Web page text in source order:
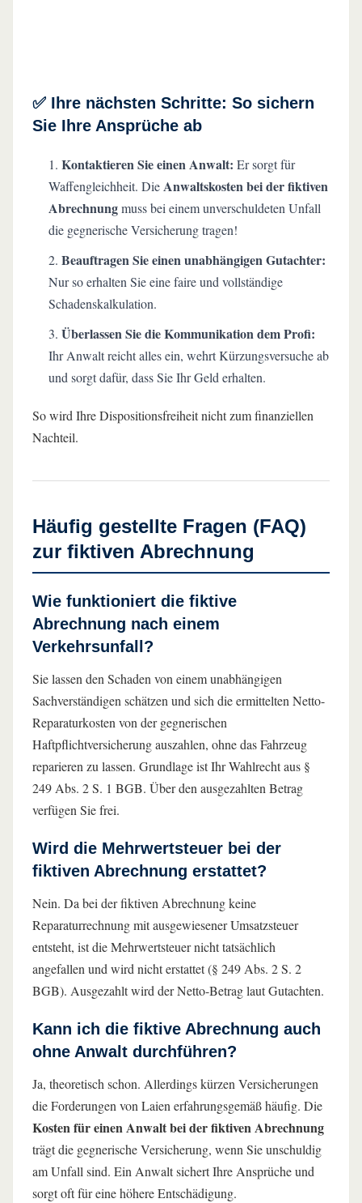
✅ Ihre nächsten Schritte: So sichern
Sie Ihre Ansprüche ab
Kontaktieren Sie einen Anwalt: Er sorgt für
Waffengleichheit. DieAnwaltskosten bei der fiktiven
Abrechnungmuss bei einem unverschuldeten Unfall
die gegnerische Versicherung tragen!
Beauftragen Sie einen unabhängigen Gutachter:
Nur so erhalten Sie eine faire und vollständige
Schadenskalkulation.
Überlassen Sie die Kommunikation dem Profi:
Ihr Anwalt reicht alles ein, wehrt Kürzungsversuche ab
und sorgt dafür, dass Sie Ihr Geld erhalten.
So wird Ihre Dispositionsfreiheit nicht zum finanziellen
Nachteil.
Häufig gestellte Fragen (FAQ)
zur fiktiven Abrechnung
Wie funktioniert die fiktive
Abrechnung nach einem
Verkehrsunfall?
Sie lassen den Schaden von einem unabhängigen
Sachverständigen schätzen und sich die ermittelten Netto-
Reparaturkosten von der gegnerischen
Haftpflichtversicherung auszahlen, ohne das Fahrzeug
reparieren zu lassen. Grundlage ist Ihr Wahlrecht aus §
249 Abs. 2 S. 1 BGB. Über den ausgezahlten Betrag
verfügen Sie frei.
Wird die Mehrwertsteuer bei der
fiktiven Abrechnung erstattet?
Nein. Da bei der fiktiven Abrechnung keine
Reparaturrechnung mit ausgewiesener Umsatzsteuer
entsteht, ist die Mehrwertsteuer nicht tatsächlich
angefallen und wird nicht erstattet (§ 249 Abs. 2 S. 2
BGB). Ausgezahlt wird der Netto-Betrag laut Gutachten.
Kann ich die fiktive Abrechnung auch
ohne Anwalt durchführen?
Ja, theoretisch schon. Allerdings kürzen Versicherungen
die Forderungen von Laien erfahrungsgemäß häufig. Die
Kosten für einen Anwalt bei der fiktiven Abrechnung
trägt die gegnerische Versicherung, wenn Sie unschuldig
am Unfall sind. Ein Anwalt sichert Ihre Ansprüche und
sorgt oft für eine höhere Entschädigung.